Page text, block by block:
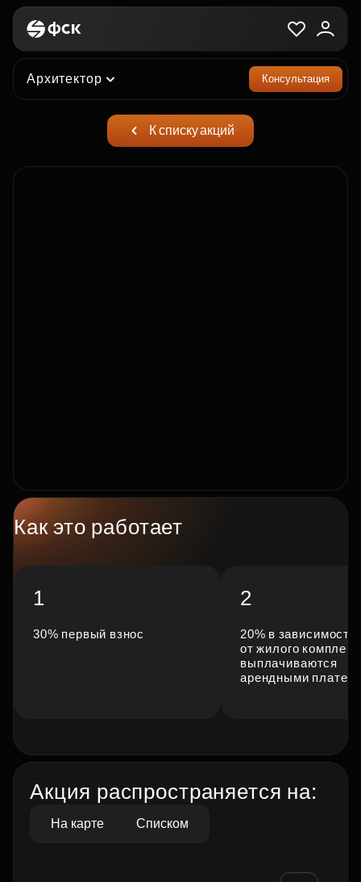
Архитектор Консультация
К списку акций
Как это работает
1
30% первый взнос
2
20% в зависимости
от жилого
выплачиваются
арендными
Акция распространяется на:
На карте Списком